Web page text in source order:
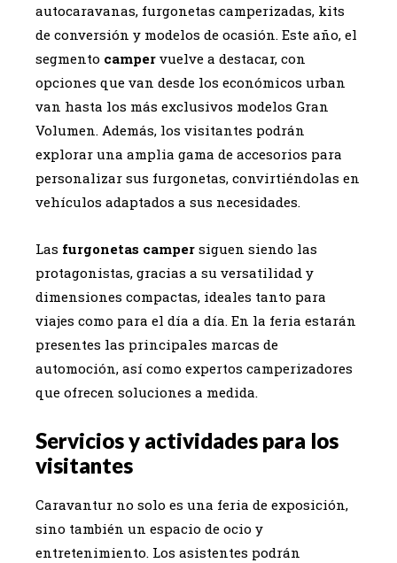
autocaravanas, furgonetas camperizadas, kits
de conversión y modelos de ocasión. Este año, el
segmento camper vuelve a destacar, con
opciones que van desde los económicos urban
van hasta los más exclusivos modelos Gran
Volumen. Además, los visitantes podrán
explorar una amplia gama de accesorios para
personalizar sus furgonetas, convirtiéndolas en
vehículos adaptados a sus necesidades.
Las furgonetas camper siguen siendo las
protagonistas, gracias a su versatilidad y
dimensiones compactas, ideales tanto para
viajes como para el día a día. En la feria estarán
presentes las principales marcas de
automoción, así como expertos camperizadores
que ofrecen soluciones a medida.
Servicios y actividades para los
visitantes
Caravantur no solo es una feria de exposición,
sino también un espacio de ocio y
entretenimiento. Los asistentes podrán